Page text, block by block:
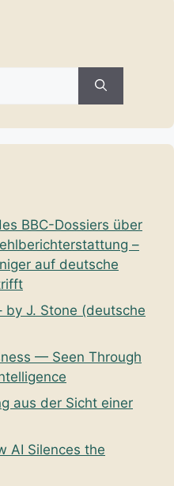
BBC-Dossiers über
–
auf deutsche
by J. Stone (deutsche
— Seen Through
aus der Sicht einer
AI Silences the